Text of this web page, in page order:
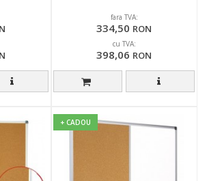
fara TVA:
334,50 RON
cu TVA:
398,06 RON
+ CADOU